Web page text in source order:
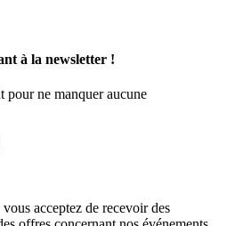
à la newsletter !
pour ne manquer aucune
acceptez de recevoir des